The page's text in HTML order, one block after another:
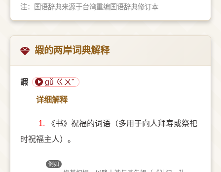
注：国语辞典来源于台湾重编国语辞典修订本
嘏的两岸词典解释
嘏 gǔ ㄍㄨˇ
详细解释
1.
《书》祝福的词语（多用于向人拜寿或祭祀
时祝福主人）。
例如